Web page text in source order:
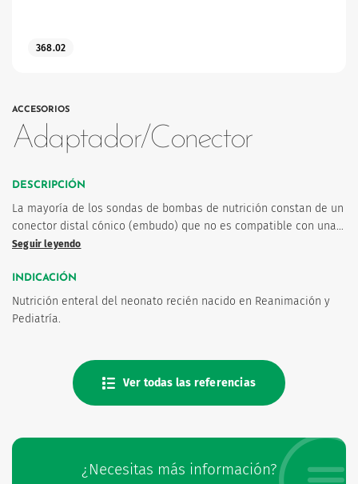
368.02
ACCESORIOS
Adaptador/Conector
DESCRIPCIÓN
La mayoría de los sondas de bombas de nutrición constan de un
conector distal cónico (embudo) que no es compatible con una…
Seguir leyendo
INDICACIÓN
Nutrición enteral del neonato recién nacido en Reanimación y
Pediatría.
Ver todas las referencias
¿Necesitas más información?